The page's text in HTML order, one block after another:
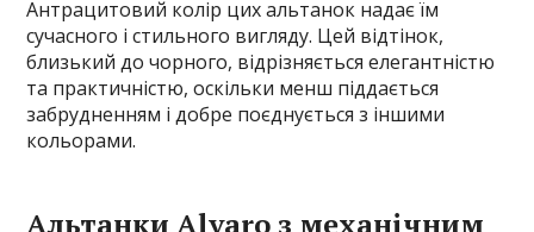
Антрацитовий колір цих альтанок надає їм
сучасного і стильного вигляду. Цей відтінок,
близький до чорного, відрізняється елегантністю
та практичністю, оскільки менш піддається
забрудненням і добре поєднується з іншими
кольорами.
Альтанки Alvaro з механічним